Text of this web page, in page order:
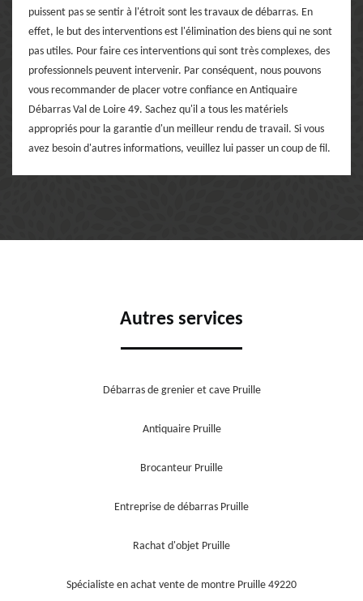
puissent pas se sentir à l'étroit sont les travaux de débarras. En
effet, le but des interventions est l'élimination des biens qui ne sont
pas utiles. Pour faire ces interventions qui sont très complexes, des
professionnels peuvent intervenir. Par conséquent, nous pouvons
vous recommander de placer votre confiance en Antiquaire
Débarras Val de Loire 49. Sachez qu'il a tous les matériels
appropriés pour la garantie d'un meilleur rendu de travail. Si vous
avez besoin d'autres informations, veuillez lui passer un coup de fil.
Autres services
Débarras de grenier et cave Pruille
Antiquaire Pruille
Brocanteur Pruille
Entreprise de débarras Pruille
Rachat d'objet Pruille
Spécialiste en achat vente de montre Pruille 49220